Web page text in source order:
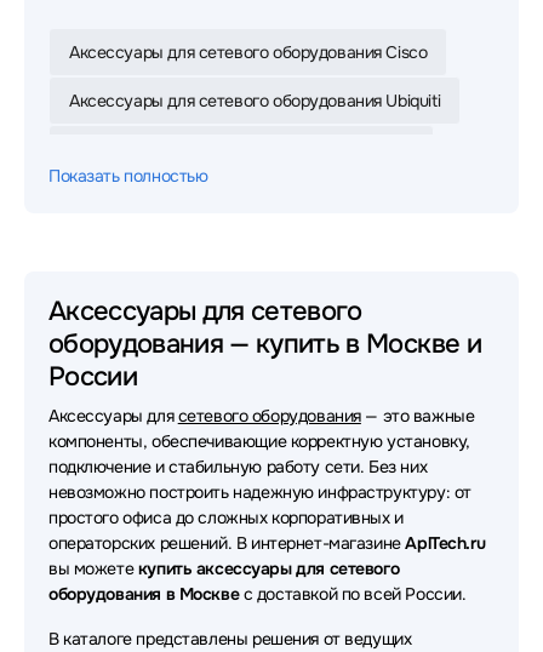
Аксессуары для сетевого оборудования Cisco
Аксессуары для сетевого оборудования Ubiquiti
Аксессуары для сетевого оборудования HPE
Аксессуары для сетевого оборудования Ruijie
Аксессуары для сетевого оборудования ATEN
Аксессуары для сетевого оборудования Extreme
Аксессуары для сетевого оборудования Juniper
Аксессуары для сетевого оборудования SNR
Аксессуары для сетевого оборудования H3C
Показать полностью
Аксессуары для сетевого
оборудования — купить в Москве и
России
Аксессуары длясетевого оборудования— это важные
компоненты, обеспечивающие корректную установку,
подключение и стабильную работу сети. Без них
невозможно построить надежную инфраструктуру: от
простого офиса до сложных корпоративных и
операторских решений. В интернет-магазинеAplTech.ru
вы можетекупить аксессуары для сетевого
оборудования в Москвес доставкой по всей России.
В каталоге представлены решения от ведущих